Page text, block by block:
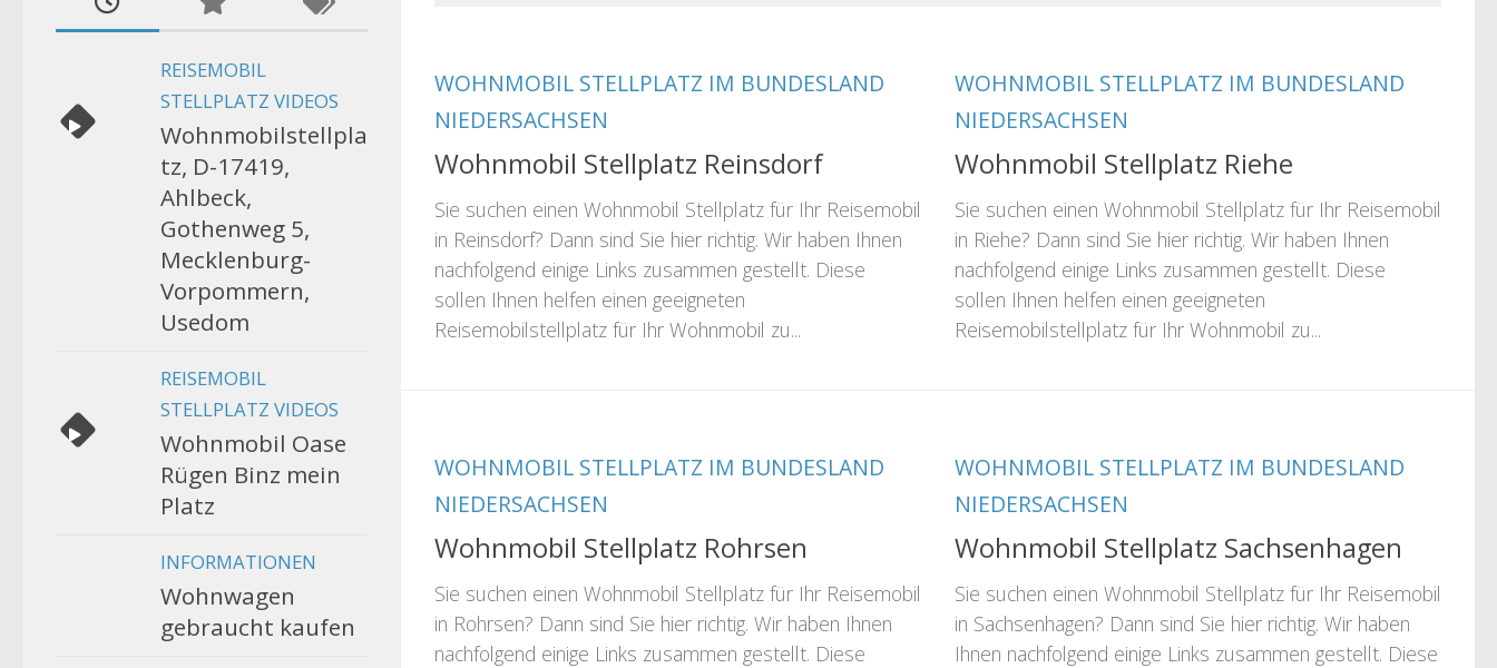
WOHNMOBIL STELLPLATZ IM BUNDESLAND
NIEDERSACHSEN
Wohnmobil Stellplatz Reinsdorf
Sie suchen einen Wohnmobil Stellplatz für Ihr Reisemobil
in Reinsdorf? Dann sind Sie hier richtig. Wir haben Ihnen
nachfolgend einige Links zusammen gestellt. Diese
sollen Ihnen helfen einen geeigneten
Reisemobilstellplatz für Ihr Wohnmobil zu...
WOHNMOBIL STELLPLATZ IM BUNDESLAND
NIEDERSACHSEN
Wohnmobil Stellplatz Riehe
Sie suchen einen Wohnmobil Stellplatz für Ihr Reisemobil
in Riehe? Dann sind Sie hier richtig. Wir haben Ihnen
nachfolgend einige Links zusammen gestellt. Diese
sollen Ihnen helfen einen geeigneten
Reisemobilstellplatz für Ihr Wohnmobil zu...
WOHNMOBIL STELLPLATZ IM BUNDESLAND
NIEDERSACHSEN
Wohnmobil Stellplatz Rohrsen
Sie suchen einen Wohnmobil Stellplatz für Ihr Reisemobil
in Rohrsen? Dann sind Sie hier richtig. Wir haben Ihnen
nachfolgend einige Links zusammen gestellt. Diese
WOHNMOBIL STELLPLATZ IM BUNDESLAND
NIEDERSACHSEN
Wohnmobil Stellplatz Sachsenhagen
Sie suchen einen Wohnmobil Stellplatz für Ihr Reisemobil
in Sachsenhagen? Dann sind Sie hier richtig. Wir haben
Ihnen nachfolgend einige Links zusammen gestellt. Diese
REISEMOBIL
STELLPLATZ VIDEOS
Wohnmobilstellpla
tz, D-17419,
Ahlbeck,
Gothenweg 5,
Mecklenburg-
Vorpommern,
Usedom
REISEMOBIL
STELLPLATZ VIDEOS
Wohnmobil Oase
Rügen Binz mein
Platz
INFORMATIONEN
Wohnwagen
gebraucht kaufen